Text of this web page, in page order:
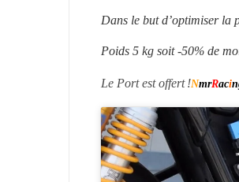
Dans le but d’optimiser la
Poids 5 kg soit -50% de
Le Port est offert !NmrRaci